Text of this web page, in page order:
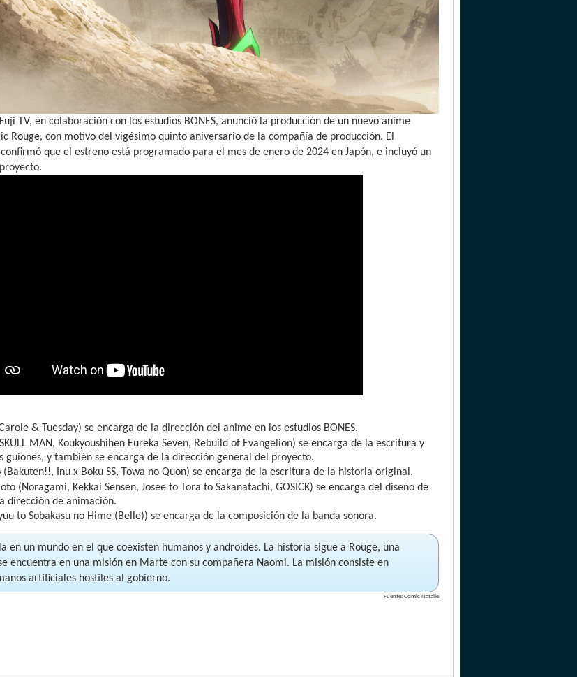
TV, en colaboración con los estudios BONES, anunció la producción de un nuevo anime
Rouge, con motivo del vigésimo quinto aniversario de la compañía de producción. El
que el estreno está programado para el mes de enero de 2024 en Japón, e incluyó un
& Tuesday) se encarga de la dirección del anime en los estudios BONES.
MAN, Koukyoushihen Eureka Seven, Rebuild of Evangelion) se encarga de la escritura y
guiones, y también se encarga de la dirección general del proyecto.
(Bakuten!!, Inu x Boku SS, Towa no Quon) se encarga de la escritura de la historia original.
(Noragami, Kekkai Sensen, Josee to Tora to Sakanatachi, GOSICK) se encarga del diseño de
dirección de animación.
to Sobakasu no Hime (Belle)) se encarga de la composición de la banda sonora.
en un mundo en el que coexisten humanos y androides. La historia sigue a Rouge, una
encuentra en una misión en Marte con su compañera Naomi. La misión consiste en
artificiales hostiles al gobierno.
Fuente: Comic Natalie